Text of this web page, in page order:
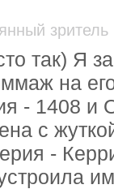
зритель
так) Я
на
- 1408 и
с
-